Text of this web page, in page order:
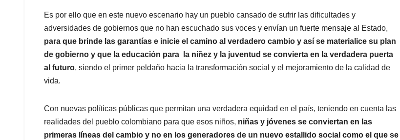
Es por ello que en este nuevo escenario hay un pueblo cansado de sufrir las dificultades y
adversidades de gobiernos que no han escuchado sus voces y envían un fuerte mensaje al Estado,
para que brinde las garantías e inicie el camino al verdadero cambio y así se materialice su plan
de gobierno y que la educación para la niñez y la juventud se convierta en la verdadera puerta
al futuro, siendo el primer peldaño hacia la transformación social y el mejoramiento de la calidad de
vida.
Con nuevas políticas públicas que permitan una verdadera equidad en el país, teniendo en cuenta las
realidades del pueblo colombiano para que esos niños, niñas y jóvenes se conviertan en las
primeras líneas del cambio y no en los generadores de un nuevo estallido social como el que se